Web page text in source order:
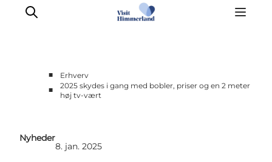
Møder & aktiviteter
Presse
Projekter
■
Erhverv
■
2025 skydes i gang med bobler, priser og en 2 meter
høj tv-vært
Nyheder
8. jan. 2025